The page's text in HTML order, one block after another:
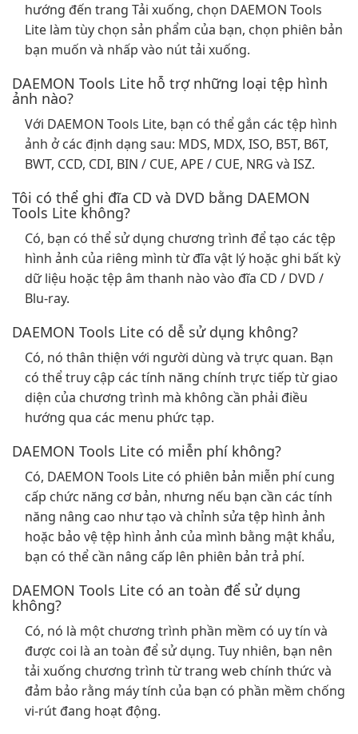
hướng đến trang Tải xuống, chọn DAEMON Tools
Lite làm tùy chọn sản phẩm của bạn, chọn phiên bản
bạn muốn và nhấp vào nút tải xuống.
DAEMON Tools Lite hỗ trợ những loại tệp hình
ảnh nào?
Với DAEMON Tools Lite, bạn có thể gắn các tệp hình
ảnh ở các định dạng sau: MDS, MDX, ISO, B5T, B6T,
BWT, CCD, CDI, BIN / CUE, APE / CUE, NRG và ISZ.
Tôi có thể ghi đĩa CD và DVD bằng DAEMON
Tools Lite không?
Có, bạn có thể sử dụng chương trình để tạo các tệp
hình ảnh của riêng mình từ đĩa vật lý hoặc ghi bất kỳ
dữ liệu hoặc tệp âm thanh nào vào đĩa CD / DVD /
Blu-ray.
DAEMON Tools Lite có dễ sử dụng không?
Có, nó thân thiện với người dùng và trực quan. Bạn
có thể truy cập các tính năng chính trực tiếp từ giao
diện của chương trình mà không cần phải điều
hướng qua các menu phức tạp.
DAEMON Tools Lite có miễn phí không?
Có, DAEMON Tools Lite có phiên bản miễn phí cung
cấp chức năng cơ bản, nhưng nếu bạn cần các tính
năng nâng cao như tạo và chỉnh sửa tệp hình ảnh
hoặc bảo vệ tệp hình ảnh của mình bằng mật khẩu,
bạn có thể cần nâng cấp lên phiên bản trả phí.
DAEMON Tools Lite có an toàn để sử dụng
không?
Có, nó là một chương trình phần mềm có uy tín và
được coi là an toàn để sử dụng. Tuy nhiên, bạn nên
tải xuống chương trình từ trang web chính thức và
đảm bảo rằng máy tính của bạn có phần mềm chống
vi-rút đang hoạt động.